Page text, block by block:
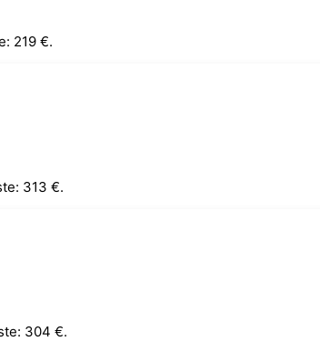
219 €.
313 €.
304 €.